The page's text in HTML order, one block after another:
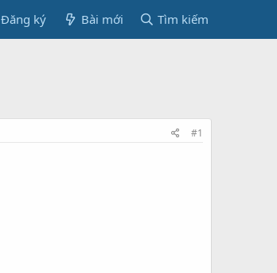
Đăng ký Bài mới Tìm kiếm
#1